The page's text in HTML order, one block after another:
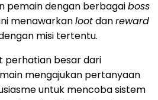
pemain dengan berbagaiboss
menawarkanlootdanreward
misi tertentu.
perhatian besar dari
mengajukan pertanyaan
untuk mencoba sistem